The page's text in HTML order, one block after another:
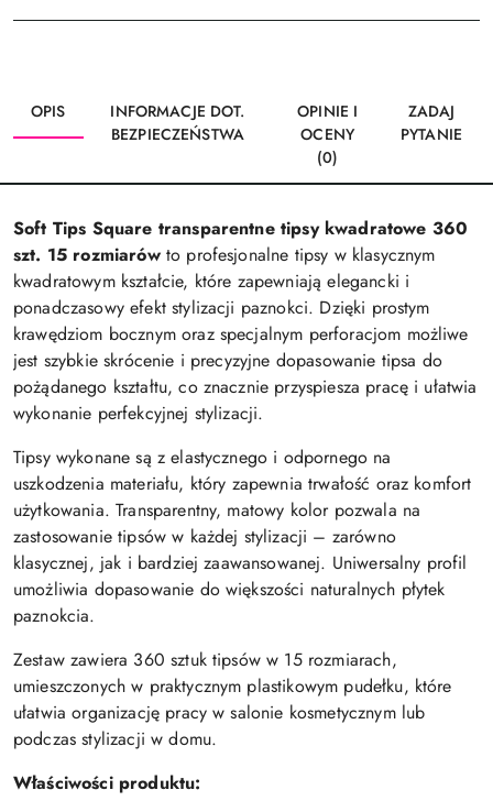
OPIS
INFORMACJE DOT.
BEZPIECZEŃSTWA
OPINIE I
OCENY
(0)
ZADAJ
PYTANIE
Soft Tips Square transparentne tipsy kwadratowe 360
szt. 15 rozmiarówto profesjonalne tipsy w klasycznym
kwadratowym kształcie, które zapewniają elegancki i
ponadczasowy efekt stylizacji paznokci. Dzięki prostym
krawędziom bocznym oraz specjalnym perforacjom możliwe
jest szybkie skrócenie i precyzyjne dopasowanie tipsa do
pożądanego kształtu, co znacznie przyspiesza pracę i ułatwia
wykonanie perfekcyjnej stylizacji.
Tipsy wykonane są z elastycznego i odpornego na
uszkodzenia materiału, który zapewnia trwałość oraz komfort
użytkowania. Transparentny, matowy kolor pozwala na
zastosowanie tipsów w każdej stylizacji – zarówno
klasycznej, jak i bardziej zaawansowanej. Uniwersalny profil
umożliwia dopasowanie do większości naturalnych płytek
paznokcia.
Zestaw zawiera 360 sztuk tipsów w 15 rozmiarach,
umieszczonych w praktycznym plastikowym pudełku, które
ułatwia organizację pracy w salonie kosmetycznym lub
podczas stylizacji w domu.
Właściwości produktu: